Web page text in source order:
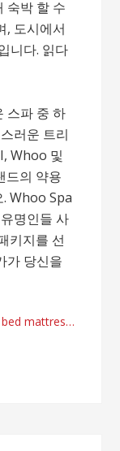
숙박 할 수
, 도시에서
니다. 읽다
스파 중 하
러운 트리
Whoo 및
드의 약용
Whoo Spa
명인들 사
키지를 선
가 당신을
wholesale provider